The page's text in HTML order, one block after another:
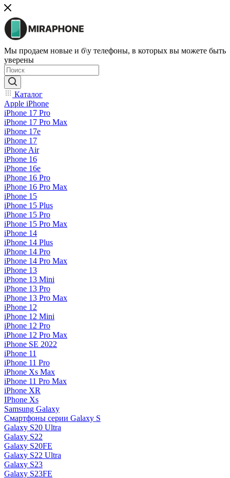
Мы продаем новые и б\у телефоны, в которых вы можете быть
уверены
Каталог
Apple iPhone
iPhone 17 Pro
iPhone 17 Pro Max
iPhone 17e
iPhone 17
iPhone Air
iPhone 16
iPhone 16e
iPhone 16 Pro
iPhone 16 Pro Max
iPhone 15
iPhone 15 Plus
iPhone 15 Pro
iPhone 15 Pro Max
iPhone 14
iPhone 14 Plus
iPhone 14 Pro
iPhone 14 Pro Max
iPhone 13
iPhone 13 Mini
iPhone 13 Pro
iPhone 13 Pro Max
iPhone 12
iPhone 12 Mini
iPhone 12 Pro
iPhone 12 Pro Max
iPhone SE 2022
iPhone 11
iPhone 11 Pro
iPhone Xs Max
iPhone 11 Pro Max
iPhone XR
IPhone Xs
Samsung Galaxy
Смартфоны серии Galaxy S
Galaxy S20 Ultra
Galaxy S22
Galaxy S20FE
Galaxy S22 Ultra
Galaxy S23
Galaxy S23FE